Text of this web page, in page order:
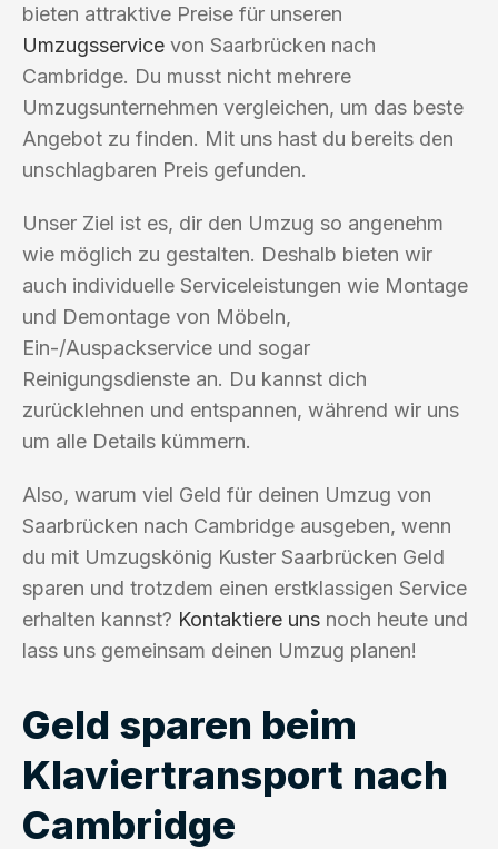
bieten attraktive Preise für unseren
Umzugsservice von Saarbrücken nach
Cambridge. Du musst nicht mehrere
Umzugsunternehmen vergleichen, um das beste
Angebot zu finden. Mit uns hast du bereits den
unschlagbaren Preis gefunden.
Unser Ziel ist es, dir den Umzug so angenehm
wie möglich zu gestalten. Deshalb bieten wir
auch individuelle Serviceleistungen wie Montage
und Demontage von Möbeln,
Ein-/Auspackservice und sogar
Reinigungsdienste an. Du kannst dich
zurücklehnen und entspannen, während wir uns
um alle Details kümmern.
Also, warum viel Geld für deinen Umzug von
Saarbrücken nach Cambridge ausgeben, wenn
du mit Umzugskönig Kuster Saarbrücken Geld
sparen und trotzdem einen erstklassigen Service
erhalten kannst? Kontaktiere uns noch heute und
lass uns gemeinsam deinen Umzug planen!
Geld sparen beim
Klaviertransport nach
Cambridge